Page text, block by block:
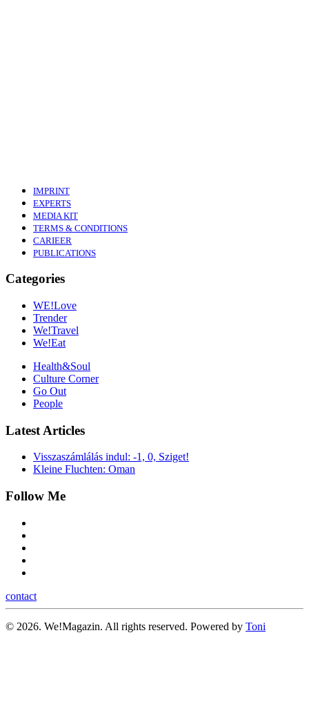
IMPRINT
EXPERTS
MEDIA KIT
TERMS & CONDITIONS
CARIEER
PUBLICATIONS
Categories
WE!Love
Trender
We!Travel
We!Eat
Health&Soul
Culture Corner
Go Out
People
Latest Articles
Visszaszámlálás indul: -1, 0, Sziget!
Kleine Fluchten: Oman
Follow Me
contact
© 2026. We!Magazin. All rights reserved. Powered by Toni